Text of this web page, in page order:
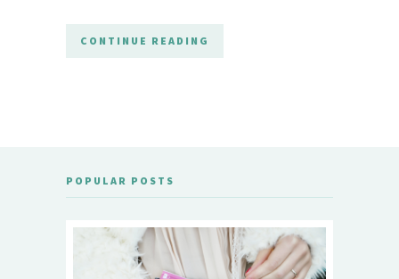
CONTINUE READING
POPULAR POSTS